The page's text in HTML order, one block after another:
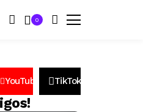
0
174k
YouTube TikTok